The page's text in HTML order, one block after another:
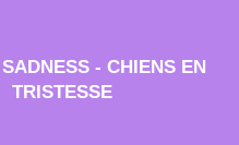
- CHIENS EN
TRISTESSE